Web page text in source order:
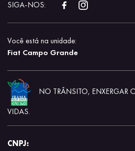
SIGA-NOS:
Você está na unidade:
Fiat Campo Grande
NO TRÂNSITO, ENXERGAR
VIDAS.
CNPJ: